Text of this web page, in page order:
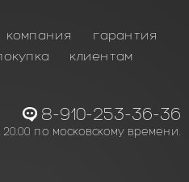
компания
гарантия
клиентам
8-910-253-36-36
20.00 по московскому времени.